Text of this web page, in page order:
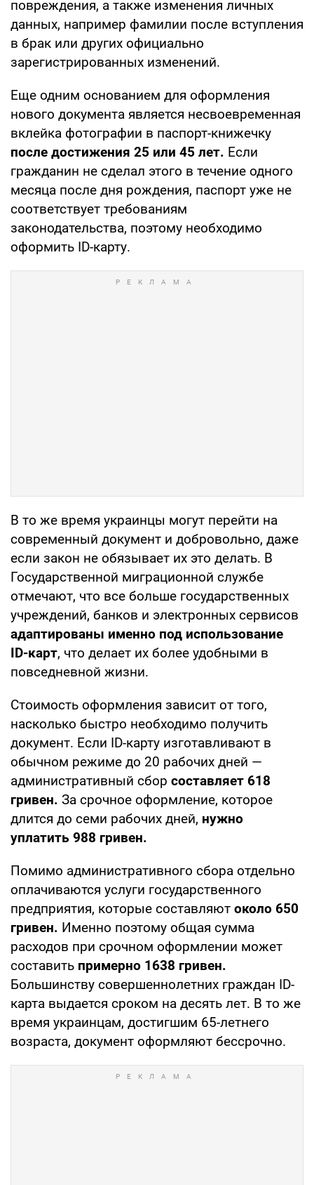
повреждения, а также изменения личных
данных, например фамилии после вступления
в брак или других официально
зарегистрированных изменений.
Еще одним основанием для оформления
нового документа является несвоевременная
вклейка фотографии в паспорт-книжечку
после достижения 25 или 45 лет. Если
гражданин не сделал этого в течение одного
месяца после дня рождения, паспорт уже не
соответствует требованиям
законодательства, поэтому необходимо
оформить ID-карту.
В то же время украинцы могут перейти на
современный документ и добровольно, даже
если закон не обязывает их это делать. В
Государственной миграционной службе
отмечают, что все больше государственных
учреждений, банков и электронных сервисов
адаптированы именно под использование
ID-карт, что делает их более удобными в
повседневной жизни.
Стоимость оформления зависит от того,
насколько быстро необходимо получить
документ. Если ID-карту изготавливают в
обычном режиме до 20 рабочих дней —
административный сбор составляет 618
гривен. За срочное оформление, которое
длится до семи рабочих дней, нужно
уплатить 988 гривен.
Помимо административного сбора отдельно
оплачиваются услуги государственного
предприятия, которые составляют около 650
гривен. Именно поэтому общая сумма
расходов при срочном оформлении может
составить примерно 1638 гривен.
Большинству совершеннолетних граждан ID-
карта выдается сроком на десять лет. В то же
время украинцам, достигшим 65-летнего
возраста, документ оформляют бессрочно.